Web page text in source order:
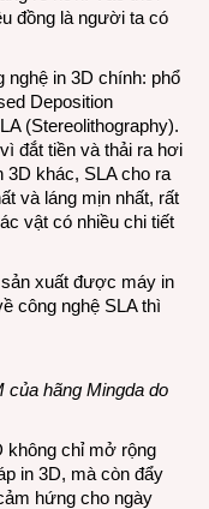
đồng là người ta có
nghệ in 3D chính: phổ
Deposition
(Stereolithography).
đắt tiền và thải ra hơi
3D khác, SLA cho ra
và láng mịn nhất, rất
vật có nhiều chi tiết
xuất được máy in
công nghệ SLA thì
của hãng Mingda do
không chỉ mở rộng
in 3D, mà còn đẩy
hứng cho ngày